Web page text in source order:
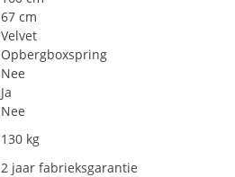
67 cm
Velvet
Opbergboxspring
Nee
Ja
Nee
130 kg
2 jaar fabrieksgarantie